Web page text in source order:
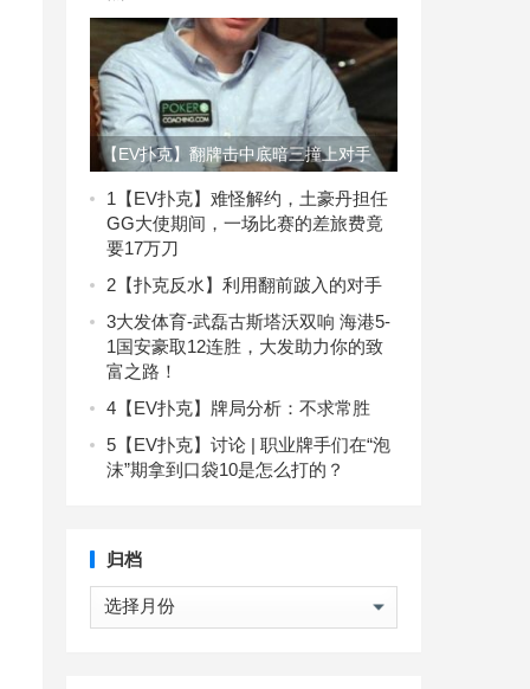
【EV扑克】翻牌击中底暗三撞上对手
河牌完成顺子，这手牌到底哪里打错
了？
1 【EV扑克】难怪解约，土豪丹担任
GG大使期间，一场比赛的差旅费竟
要17万刀
2 【扑克反水】利用翻前跛入的对手
3大发体育-武磊古斯塔沃双响 海港5-
1国安豪取12连胜，大发助力你的致
富之路！
4 【EV扑克】牌局分析：不求常胜
5 【EV扑克】讨论 | 职业牌手们在“泡
沫”期拿到口袋10是怎么打的？
归档
归